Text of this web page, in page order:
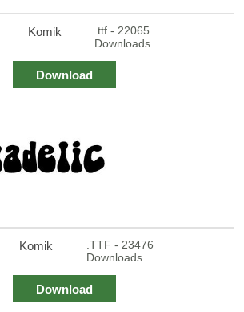
Komik
.ttf - 22065
Downloads
Download
Komik
.TTF - 23476
Downloads
Download